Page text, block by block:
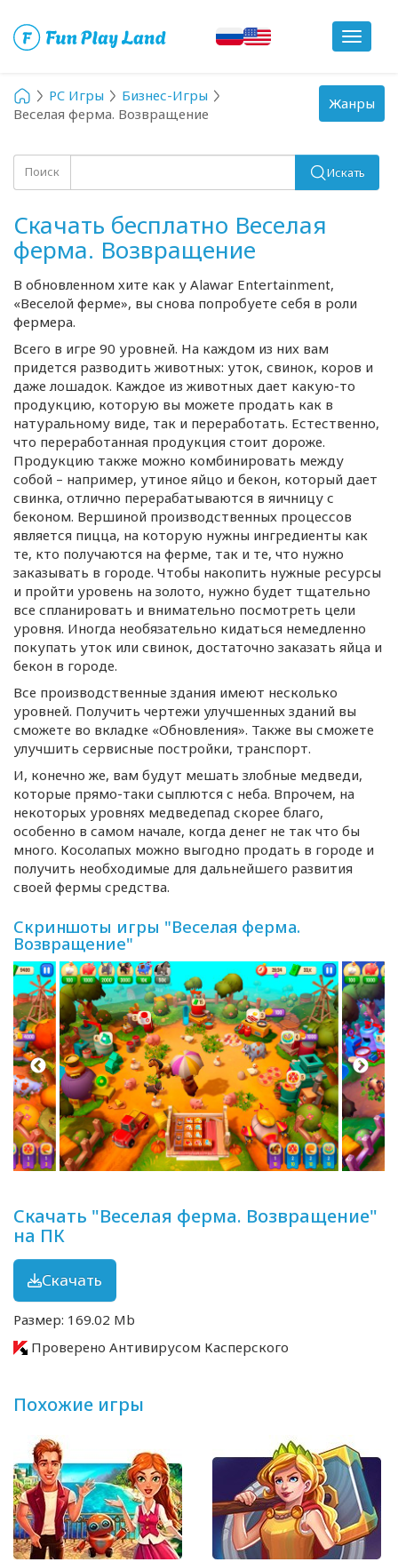
Toggle
PC Игры
Бизнес-Игры
Веселая ферма. Возвращение
Поиск Искать
Скачать бесплатно Веселая
ферма. Возвращение
В обновленном хите как у Alawar Entertainment,
«Веселой ферме», вы снова попробуете себя в роли
фермера.
Всего в игре 90 уровней. На каждом из них вам
придется разводить животных: уток, свинок, коров и
даже лошадок. Каждое из животных дает какую-то
продукцию, которую вы можете продать как в
натуральному виде, так и переработать. Естественно,
что переработанная продукция стоит дороже.
Продукцию также можно комбинировать между
собой – например, утиное яйцо и бекон, который дает
свинка, отлично перерабатываются в яичницу с
беконом. Вершиной производственных процессов
является пицца, на которую нужны ингредиенты как
те, кто получаются на ферме, так и те, что нужно
заказывать в городе. Чтобы накопить нужные ресурсы
и пройти уровень на золото, нужно будет тщательно
все спланировать и внимательно посмотреть цели
уровня. Иногда необязательно кидаться немедленно
покупать уток или свинок, достаточно заказать яйца и
бекон в городе.
Все производственные здания имеют несколько
уровней. Получить чертежи улучшенных зданий вы
сможете во вкладке «Обновления». Также вы сможете
улучшить сервисные постройки, транспорт.
И, конечно же, вам будут мешать злобные медведи,
которые прямо-таки сыплются с неба. Впрочем, на
некоторых уровнях медведепад скорее благо,
особенно в самом начале, когда денег не так что бы
много. Косолапых можно выгодно продать в городе и
получить необходимые для дальнейшего развития
своей фермы средства.
Скриншоты игры "Веселая ферма.
Возвращение"
Скачать "Веселая ферма. Возвращение"
на ПК
Скачать
Размер: 169.02 Mb
Проверено Антивирусом Касперского
Похожие игры
Toggle
navigation
Жанры